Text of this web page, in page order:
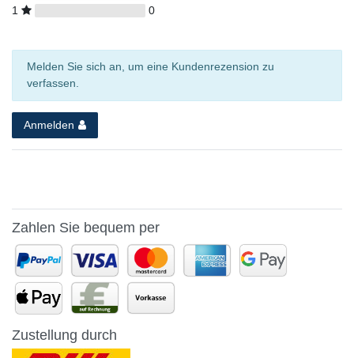
1
0
Melden Sie sich an, um eine Kundenrezension zu
verfassen.
Anmelden
Zahlen Sie bequem per
Zustellung durch